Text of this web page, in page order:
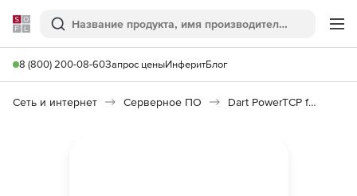
Softline
Поиск
8 (800) 200-08-60Запрос ценыИнферитБлог
Сеть и интернет Серверное ПО Dart PowerTCP for .NET